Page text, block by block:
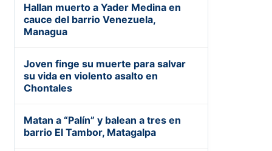
Hallan muerto a Yader Medina en
cauce del barrio Venezuela,
Managua
Joven finge su muerte para salvar
su vida en violento asalto en
Chontales
Matan a “Palín” y balean a tres en
barrio El Tambor, Matagalpa